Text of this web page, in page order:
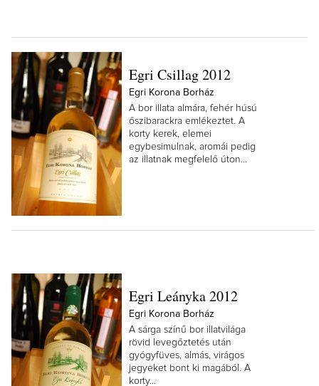
Egri Csillag 2012
Egri Korona Borház
A bor illata almára, fehér húsú
őszibarackra emlékeztet. A
korty kerek, elemei
egybesimulnak, aromái pedig
az illatnak megfelelő úton...
Egri Leányka 2012
Egri Korona Borház
A sárga színű bor illatvilága
rövid levegőztetés után
gyógyfüves, almás, virágos
jegyeket bont ki magából. A
korty...